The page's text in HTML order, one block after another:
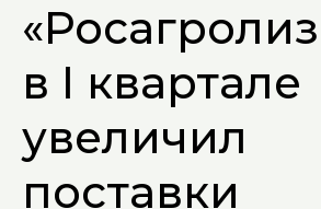
в I квартале
увеличил
поставки